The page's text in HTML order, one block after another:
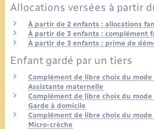
Allocations versées à partir
À partir de 2 enfants : allocations
À partir de 3 enfants : complément
À partir de 3 enfants : prime de
Enfant gardé par un tiers
Complément de libre choix du mode
Assistante maternelle
Complément de libre choix du mode
Garde à domicile
Complément de libre choix du mode
Micro-crèche